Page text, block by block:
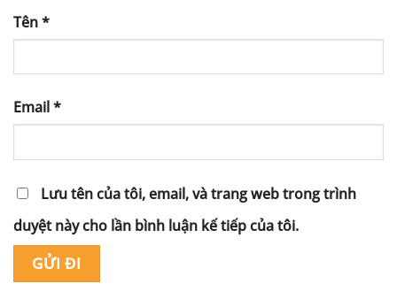
Tên*
Email*
Lưu tên của tôi, email, và trang web trong trình
duyệt này cho lần bình luận kế tiếp của tôi.